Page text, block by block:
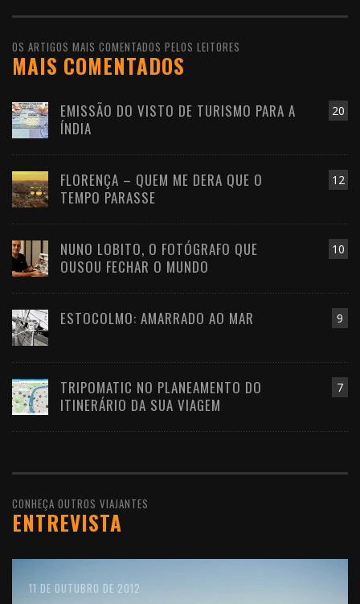
OS ARTIGOS MAIS COMENTADOS PELOS LEITORES
MAIS COMENTADOS
20
EMISSÃO DO VISTO DE TURISMO PARA A
ÍNDIA
12
FLORENÇA – QUEM ME DERA QUE O
TEMPO PARASSE
10
NUNO LOBITO, O FOTÓGRAFO QUE
OUSOU FECHAR O MUNDO
9
ESTOCOLMO: AMARRADO AO MAR
7
TRIPOMATIC NO PLANEAMENTO DO
ITINERÁRIO DA SUA VIAGEM
CONHEÇA OUTROS VIAJANTES
ENTREVISTA
10 DE FEVEREIRO DE 2016
18 DE FEVEREIRO DE 2013
11 DE OUTUBRO DE 2012